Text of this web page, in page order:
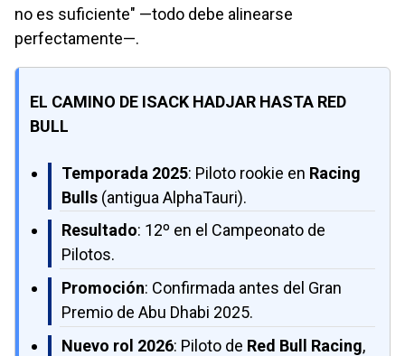
no es suficiente" —todo debe alinearse
perfectamente—.
EL CAMINO DE ISACK HADJAR HASTA RED
BULL
Temporada 2025: Piloto rookie en Racing
Bulls (antigua AlphaTauri).
Resultado: 12º en el Campeonato de
Pilotos.
Promoción: Confirmada antes del Gran
Premio de Abu Dhabi 2025.
Nuevo rol 2026: Piloto de Red Bull Racing,